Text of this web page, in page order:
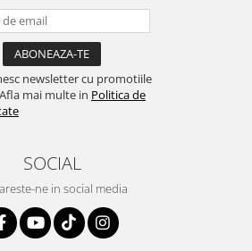
newsletter cu promotiile
mai multe in Politica de
SOCIAL
ne in social media